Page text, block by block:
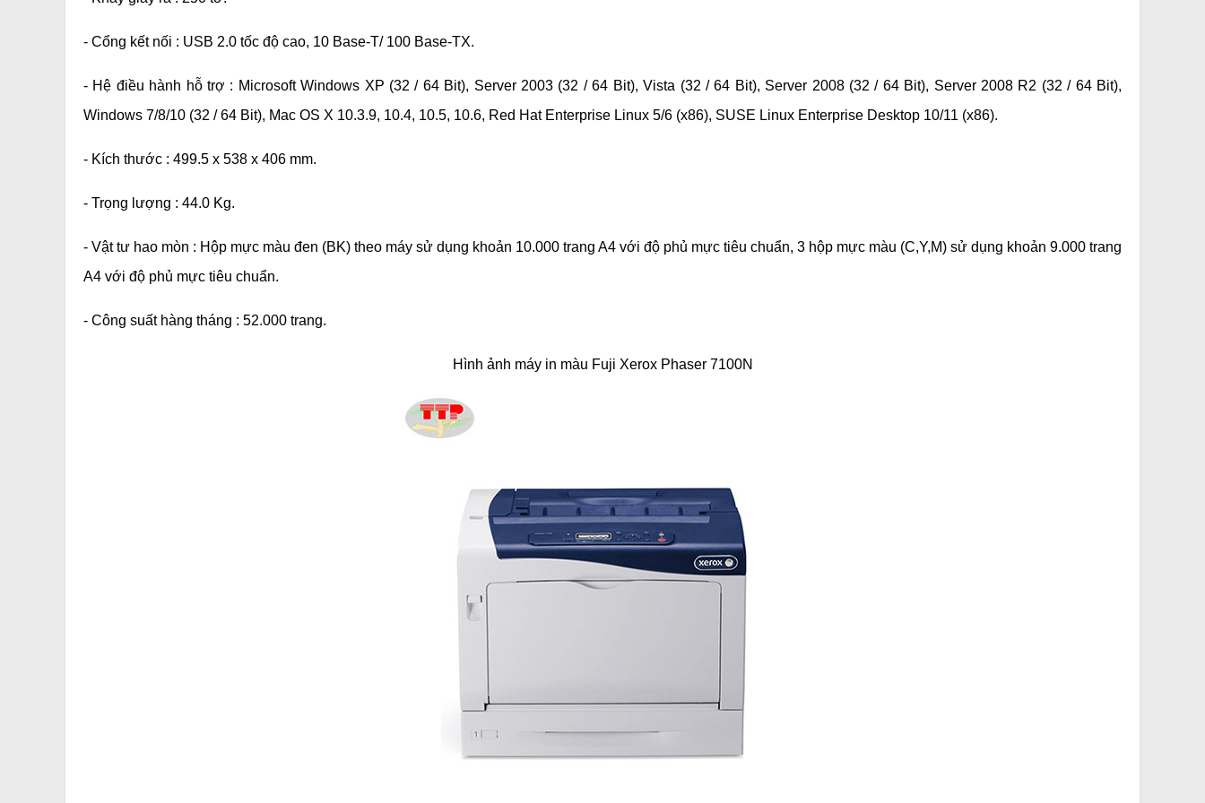
- Cổng kết nối : USB 2.0 tốc độ cao, 10 Base-T/ 100 Base-TX.
- Hệ điều hành hỗ trợ : Microsoft Windows XP (32 / 64 Bit), Server 2003 (32 / 64 Bit), Vista (32 / 64 Bit), Server 2008 (32 / 64 Bit), Server 2008 R2 (32 / 64 Bit),
Windows 7/8/10 (32 / 64 Bit), Mac OS X 10.3.9, 10.4, 10.5, 10.6, Red Hat Enterprise Linux 5/6 (x86), SUSE Linux Enterprise Desktop 10/11 (x86).
- Kích thước : 499.5 x 538 x 406 mm.
- Trọng lượng : 44.0 Kg.
- Vật tư hao mòn : Hộp mực màu đen (BK) theo máy sử dụng khoản 10.000 trang A4 với độ phủ mực tiêu chuẩn, 3 hộp mực màu (C,Y,M) sử dụng khoản 9.000 trang
A4 với độ phủ mực tiêu chuẩn.
- Công suất hàng tháng : 52.000 trang.
Hình ảnh máy in màu Fuji Xerox Phaser 7100N